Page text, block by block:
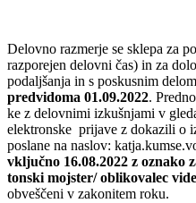
Delovno razmerje se sklepa za
razporejen delovni čas) in za
podaljšanja in s poskusnim
predvidoma 01.09.2022.
ke z delovnimi izkušnjami v
elektronske prijave z dokazili o
poslane na naslov:
vključno 16.08.2022 z oznako
tonski mojster/ oblikovalec
obveščeni v zakonitem roku.